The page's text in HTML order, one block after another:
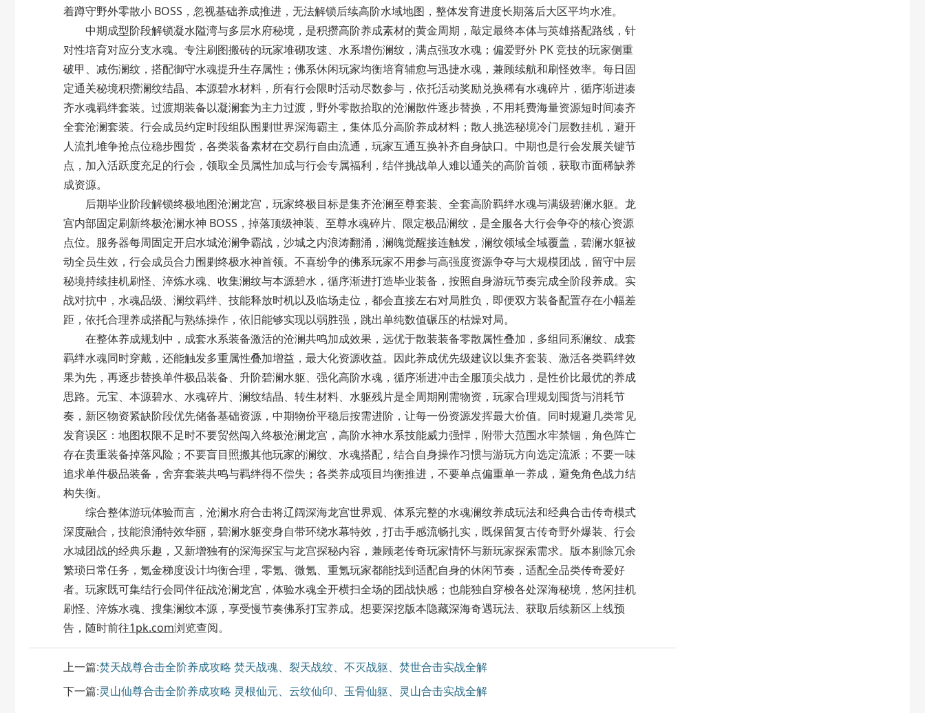
着蹲守野外零散小 BOSS，忽视基础养成推进，无法解锁后续高阶水域地图，整体发育进度长期落后大区平均水准。
中期成型阶段解锁凝水隘湾与多层水府秘境，是积攒高阶养成素材的黄金周期，敲定最终本体与英雄搭配路线，针
对性培育对应分支水魂。专注刷图搬砖的玩家堆砌攻速、水系增伤澜纹，满点强攻水魂；偏爱野外 PK 竞技的玩家侧重
破甲、减伤澜纹，搭配御守水魂提升生存属性；佛系休闲玩家均衡培育辅愈与迅捷水魂，兼顾续航和刷怪效率。每日固
定通关秘境积攒澜纹结晶、本源碧水材料，所有行会限时活动尽数参与，依托活动奖励兑换稀有水魂碎片，循序渐进凑
齐水魂羁绊套装。过渡期装备以凝澜套为主力过渡，野外零散拾取的沧澜散件逐步替换，不用耗费海量资源短时间凑齐
全套沧澜套装。行会成员约定时段组队围剿世界深海霸主，集体瓜分高阶养成材料；散人挑选秘境冷门层数挂机，避开
人流扎堆争抢点位稳步囤货，各类装备素材在交易行自由流通，玩家互通互换补齐自身缺口。中期也是行会发展关键节
点，加入活跃度充足的行会，领取全员属性加成与行会专属福利，结伴挑战单人难以通关的高阶首领，获取市面稀缺养
成资源。
后期毕业阶段解锁终极地图沧澜龙宫，玩家终极目标是集齐沧澜至尊套装、全套高阶羁绊水魂与满级碧澜水躯。龙
宫内部固定刷新终极沧澜水神 BOSS，掉落顶级神装、至尊水魂碎片、限定极品澜纹，是全服各大行会争夺的核心资源
点位。服务器每周固定开启水城沧澜争霸战，沙城之内浪涛翻涌，澜魄觉醒接连触发，澜纹领域全域覆盖，碧澜水躯被
动全员生效，行会成员合力围剿终极水神首领。不喜纷争的佛系玩家不用参与高强度资源争夺与大规模团战，留守中层
秘境持续挂机刷怪、淬炼水魂、收集澜纹与本源碧水，循序渐进打造毕业装备，按照自身游玩节奏完成全阶段养成。实
战对抗中，水魂品级、澜纹羁绊、技能释放时机以及临场走位，都会直接左右对局胜负，即便双方装备配置存在小幅差
距，依托合理养成搭配与熟练操作，依旧能够实现以弱胜强，跳出单纯数值碾压的枯燥对局。
在整体养成规划中，成套水系装备激活的沧澜共鸣加成效果，远优于散装装备零散属性叠加，多组同系澜纹、成套
羁绊水魂同时穿戴，还能触发多重属性叠加增益，最大化资源收益。因此养成优先级建议以集齐套装、激活各类羁绊效
果为先，再逐步替换单件极品装备、升阶碧澜水躯、强化高阶水魂，循序渐进冲击全服顶尖战力，是性价比最优的养成
思路。元宝、本源碧水、水魂碎片、澜纹结晶、转生材料、水躯残片是全周期刚需物资，玩家合理规划囤货与消耗节
奏，新区物资紧缺阶段优先储备基础资源，中期物价平稳后按需进阶，让每一份资源发挥最大价值。同时规避几类常见
发育误区：地图权限不足时不要贸然闯入终极沧澜龙宫，高阶水神水系技能威力强悍，附带大范围水牢禁锢，角色阵亡
存在贵重装备掉落风险；不要盲目照搬其他玩家的澜纹、水魂搭配，结合自身操作习惯与游玩方向选定流派；不要一味
追求单件极品装备，舍弃套装共鸣与羁绊得不偿失；各类养成项目均衡推进，不要单点偏重单一养成，避免角色战力结
构失衡。
综合整体游玩体验而言，沧澜水府合击将辽阔深海龙宫世界观、体系完整的水魂澜纹养成玩法和经典合击传奇模式
深度融合，技能浪涌特效华丽，碧澜水躯变身自带环绕水幕特效，打击手感流畅扎实，既保留复古传奇野外爆装、行会
水城团战的经典乐趣，又新增独有的深海探宝与龙宫探秘内容，兼顾老传奇玩家情怀与新玩家探索需求。版本剔除冗余
繁琐日常任务，氪金梯度设计均衡合理，零氪、微氪、重氪玩家都能找到适配自身的休闲节奏，适配全品类传奇爱好
者。玩家既可集结行会同伴征战沧澜龙宫，体验水魂全开横扫全场的团战快感；也能独自穿梭各处深海秘境，悠闲挂机
刷怪、淬炼水魂、搜集澜纹本源，享受慢节奏佛系打宝养成。想要深挖版本隐藏深海奇遇玩法、获取后续新区上线预
告，随时前往1pk.com浏览查阅。
上一篇:焚天战尊合击全阶养成攻略 焚天战魂、裂天战纹、不灭战躯、焚世合击实战全解
下一篇:灵山仙尊合击全阶养成攻略 灵根仙元、云纹仙印、玉骨仙躯、灵山合击实战全解